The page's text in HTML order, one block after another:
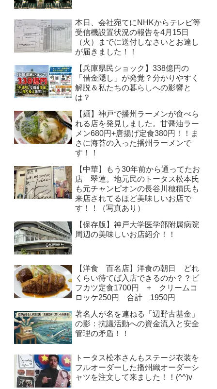
本日、会社宛てにNHKからテレビ等
受信機設置状況の報告を4月15日
（火）までに送付しなさいとお達し
が届きました！！
【兵庫県民ショック】338億円の
「借金隠し」が発覚？分かりやすく
解説＆私たちの暮らしへの影響と
は？
【麺】神戸で播州ラーメンが食べら
れる店を発見しました。甘醤油ラー
メン680円+唐揚げ定食380円！！ま
さに海苔の入った播州ラーメンで
す！！
【中華】もう30年前から通ってたお
店 翠蓮。地元民のトータス松本氏
も元チャンピオンの長谷川穂積氏も
来店されてるほど美味しいお店で
す！！（写真あり）
【保存版】神戸大学医学部附属病院
周辺の美味しいお店紹介！！
【洋食 百名店】洋食の朝日 どれ
くらい待てば入店できるのか？？ビ
フカツ定食1700円 + クリームコ
ロッケ250円 合計 1950円
著名人が名を連ねる「辺野古基金」
の影：抗議活動への資金流入と安全
管理の矛盾！！
トータス松本さんもステージ衣装を
フルオーダーした播州織オーダーシ
ャツを注文して来ました！！(^^)v